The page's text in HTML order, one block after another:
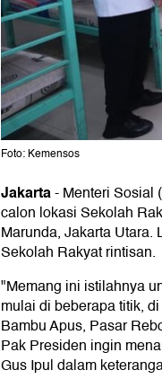
Foto: Kemensos
Jakarta-Menteri Sosial
calon lokasi Sekolah
Marunda, Jakarta
Sekolah Rakyat rintisan.
"Memang ini istilahnya
mulai di beberapa titik,
Bambu Apus, Pasar
Pak Presiden ingin
Gus Ipul dalam